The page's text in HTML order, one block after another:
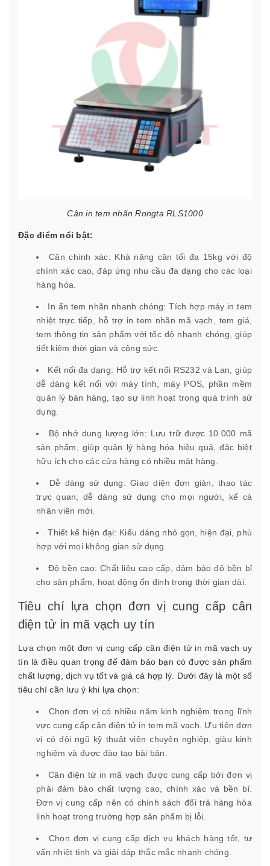
Cân in tem nhãn Rongta RLS1000
Đặc điểm nổi bật:
Cân chính xác: Khả năng cân tối đa 15kg với độ
chính xác cao, đáp ứng nhu cầu đa dạng cho các loại
hàng hóa.
In ấn tem nhãn nhanh chóng: Tích hợp máy in tem
nhiệt trực tiếp, hỗ trợ in tem nhãn mã vạch, tem giá,
tem thông tin sản phẩm với tốc độ nhanh chóng, giúp
tiết kiệm thời gian và công sức.
Kết nối đa dạng: Hỗ trợ kết nối RS232 và Lan, giúp
dễ dàng kết nối với máy tính, máy POS, phần mềm
quản lý bán hàng, tạo sự linh hoạt trong quá trình sử
dụng.
Bộ nhớ dung lượng lớn: Lưu trữ được 10.000 mã
sản phẩm, giúp quản lý hàng hóa hiệu quả, đặc biệt
hữu ích cho các cửa hàng có nhiều mặt hàng.
Dễ dàng sử dụng: Giao diện đơn giản, thao tác
trực quan, dễ dàng sử dụng cho mọi người, kể cả
nhân viên mới.
Thiết kế hiện đại: Kiểu dáng nhỏ gọn, hiện đại, phù
hợp với mọi không gian sử dụng.
Độ bền cao: Chất liệu cao cấp, đảm bảo độ bền bỉ
cho sản phẩm, hoạt động ổn định trong thời gian dài.
Tiêu chí lựa chọn đơn vị cung cấp cân
điện tử in mã vạch uy tín
Lựa chọn một đơn vị cung cấp cân điện tử in mã vạch uy
tín là điều quan trọng để đảm bảo bạn có được sản phẩm
chất lượng, dịch vụ tốt và giá cả hợp lý. Dưới đây là một số
tiêu chí cần lưu ý khi lựa chọn:
Chọn đơn vị có nhiều năm kinh nghiệm trong lĩnh
vực cung cấp cân điện tử in tem mã vạch. Ưu tiên đơn
vị có đội ngũ kỹ thuật viên chuyên nghiệp, giàu kinh
nghiệm và được đào tạo bài bản.
Cân điện tử in mã vạch được cung cấp bởi đơn vị
phải đảm bảo chất lượng cao, chính xác và bền bỉ.
Đơn vị cung cấp nên có chính sách đổi trả hàng hóa
linh hoạt trong trường hợp sản phẩm bị lỗi.
Chọn đơn vị cung cấp dịch vụ khách hàng tốt, tư
vấn nhiệt tình và giải đáp thắc mắc nhanh chóng.